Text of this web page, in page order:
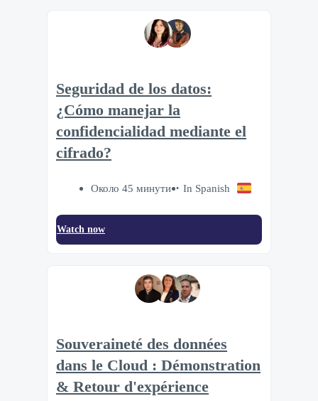
Seguridad de los datos:
¿Cómo manejar la
confidencialidad mediante el
cifrado?
Около 45 минути In Spanish
Watch now
Souveraineté des données
dans le Cloud : Démonstration
& Retour d'expérience